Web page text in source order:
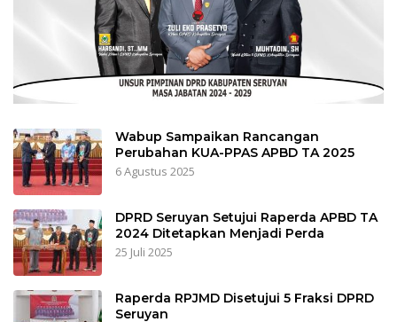
Wabup Sampaikan Rancangan
Perubahan KUA-PPAS APBD TA 2025
6 Agustus 2025
DPRD Seruyan Setujui Raperda APBD TA
2024 Ditetapkan Menjadi Perda
25 Juli 2025
Raperda RPJMD Disetujui 5 Fraksi DPRD
Seruyan